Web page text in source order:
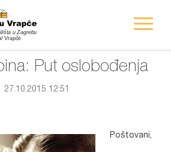
Put oslobođenja
27.10.2015 12:51
Poštovani,